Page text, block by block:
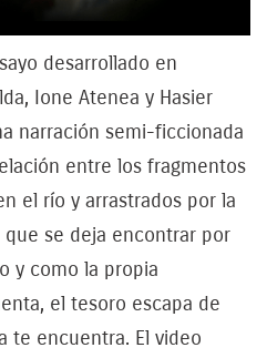
desarrollado en
Ione Atenea y Hasier
narración semi-ficcionada
entre los fragmentos
el río y arrastrados por la
se deja encontrar por
y como la propia
el tesoro escapa de
te encuentra. El video